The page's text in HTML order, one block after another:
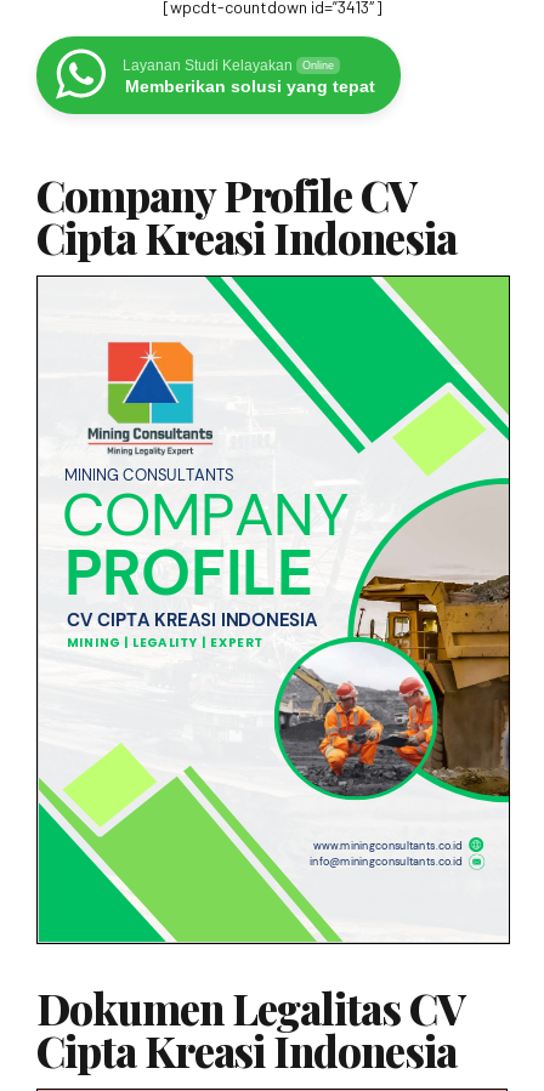
[wpcdt-countdown id=”3413″]
Layanan Studi Kelayakan Online
Memberikan solusi yang tepat
Company Profile CV
Cipta Kreasi Indonesia
Dokumen Legalitas CV
Cipta Kreasi Indonesia